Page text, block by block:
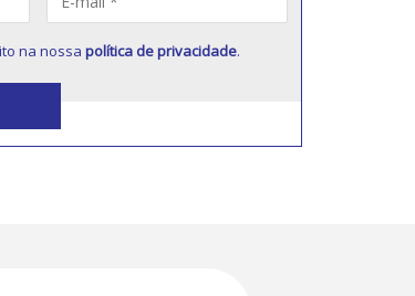
na nossapolítica de privacidade.